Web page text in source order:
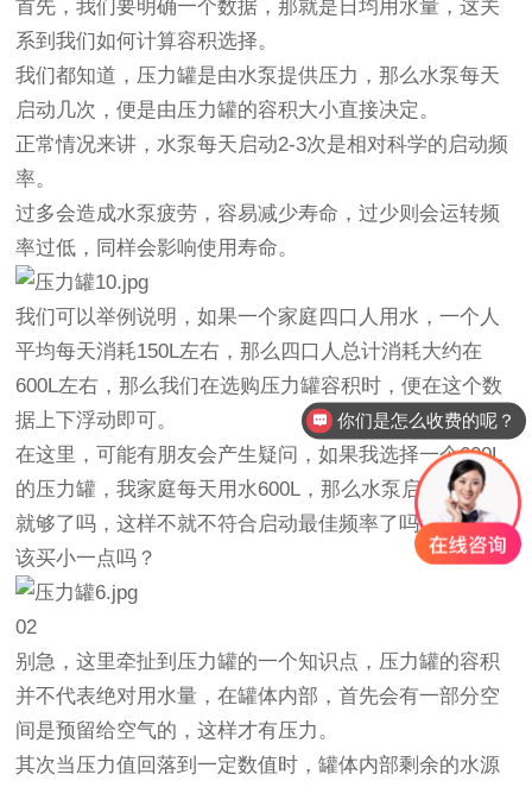
首先，我们要明确一个数据，那就是日均用水量，这关
系到我们如何计算容积选择。
我们都知道，压力罐是由水泵提供压力，那么水泵每天
启动几次，便是由压力罐的容积大小直接决定。
正常情况来讲，水泵每天启动2-3次是相对科学的启动频
率。
过多会造成水泵疲劳，容易减少寿命，过少则会运转频
率过低，同样会影响使用寿命。
我们可以举例说明，如果一个家庭四口人用水，一个人
平均每天消耗150L左右，那么四口人总计消耗大约在
600L左右 ，那么我们在选购压力罐容积时，便在这个数
据上下浮动即可。
在这里，可能有朋友会产生疑问，如果我选择一个600L
的压力罐，我家庭每天用水600L，那么水泵启动一次不
就够了吗，这样不就不符合启动最佳频率了吗？不是应
该买小一点吗？
02
别急，这里牵扯到压力罐的一个知识点， 压力罐的容积
并不代表绝对用水量，在罐体内部，首先会有一部分空
间是预留给空气的，这样才有压力。
其次当压力值回落到一定数值时，罐体内部剩余的水源
你们是怎么收费的呢？